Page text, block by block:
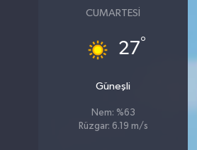
CUMARTESI
27°
Güneşli
Nem: %63
Rüzgar: 6.19 m/s